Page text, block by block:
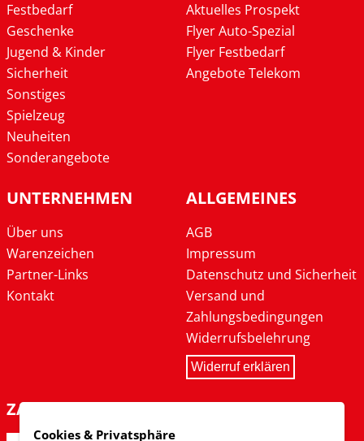
Festbedarf
Geschenke
Jugend & Kinder
Sicherheit
Sonstiges
Spielzeug
Neuheiten
Sonderangebote
Aktuelles Prospekt
Flyer Auto-Spezial
Flyer Festbedarf
Angebote Telekom
UNTERNEHMEN
Über uns
Warenzeichen
Partner-Links
Kontakt
ALLGEMEINES
AGB
Impressum
Datenschutz und Sicherheit
Versand und
Zahlungsbedingungen
Widerrufsbelehrung
Widerruf erklären
ZAHLARTEN
Cookies & Privatsphäre